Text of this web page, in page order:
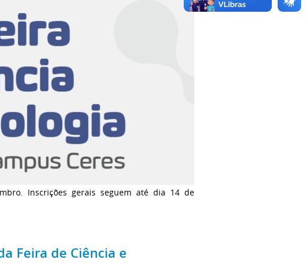
Inscrições gerais seguem até dia 14 de
Feira de Ciência e